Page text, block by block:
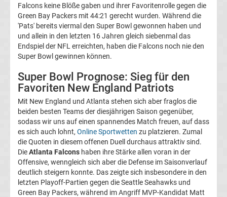
Ergebnisse
Champions
League
Tabelle
Champions
League
Ergebnisse
Europa
Falcons keine Blöße gaben und ihrer Favoritenrolle gegen die
Green Bay Packers mit 44:21 gerecht wurden. Während die
'Pats' bereits viermal den Super Bowl gewonnen haben und
und allein in den letzten 16 Jahren gleich siebenmal das
Endspiel der NFL erreichten, haben die Falcons noch nie den
Super Bowl gewinnen können.
Super Bowl Prognose: Sieg für den
Favoriten New England Patriots
Mit New England und Atlanta stehen sich aber fraglos die
beiden besten Teams der diesjährigen Saison gegenüber,
sodass wir uns auf einen spannendes Match freuen, auf dass
es sich auch lohnt, Online Sportwetten zu platzieren. Zumal
die Quoten in diesem offenen Duell durchaus attraktiv sind.
DieAtlanta Falcons haben ihre Stärke allen voran in der
Offensive, wenngleich sich aber die Defense im Saisonverlauf
deutlich steigern konnte. Das zeigte sich insbesondere in den
letzten Playoff-Partien gegen die Seattle Seahawks und
Green Bay Packers, während im Angriff MVP-Kandidat Matt